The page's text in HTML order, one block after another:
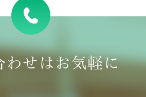
わせはお気軽に